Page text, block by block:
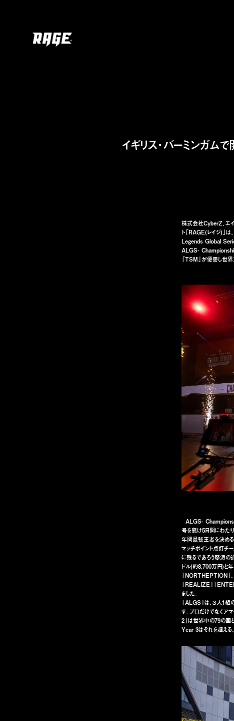
イギリス・バーミンガ
株式会社CyberZ、エイ
ト「RAGE(レイジ)」
Legends Global
ALGS- Championship
「TSM」が優勝し世界
ALGS-
号を懸け5日間にわたり
年間最強王者を決める
マッチポイント点灯チ
に残るであろう怒涛の
ドル(約8,700万円)と
「NORTHEPTION」
「REALIZE」「
ました。
「ALGS」は、３人1
す。プロだけでなくア
2」は世界中の79の国
Year 3はそれを超える